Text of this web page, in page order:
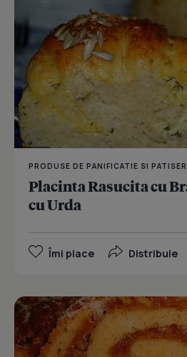
PRODUSE DE PANIFICATIE SI
Placinta Rasucita cu
cu Urda
Îmi place Distribuie